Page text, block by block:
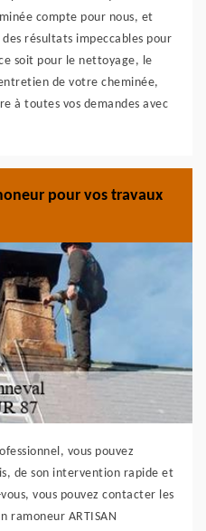
compte pour nous, et
résultats impeccables pour
soit pour le nettoyage, le
de votre cheminée,
à toutes vos demandes avec
pour vos travaux
vous pouvez
de son intervention rapide et
vous pouvez contacter les
ramoneur ARTISAN